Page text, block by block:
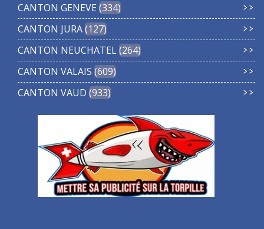
CANTON GENEVE 334
CANTON JURA 127
CANTON NEUCHATEL 264
CANTON VALAIS 609
CANTON VAUD 933